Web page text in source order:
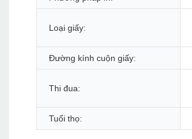
Loại giấy:
Đường kính cuộn giấy:
Thi đua:
Tuổi thọ: